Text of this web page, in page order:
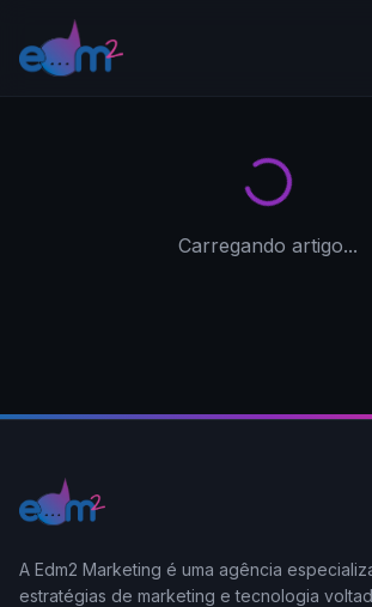
Carregando artigo...
A Edm2 Marketing é uma agência
estratégias de marketing e tecnologia